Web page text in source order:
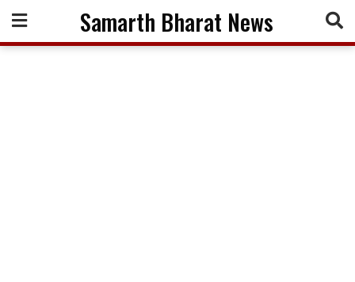
content
Samarth Bharat News